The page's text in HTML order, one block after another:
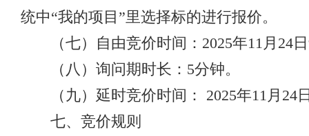
统中“我的项目”里选择标的进行报价。
（七）自由竞价时间：2025年11月24
（八）询问期时长：5分钟。
（九）延时竞价时间： 2025年11月
七、竞价规则